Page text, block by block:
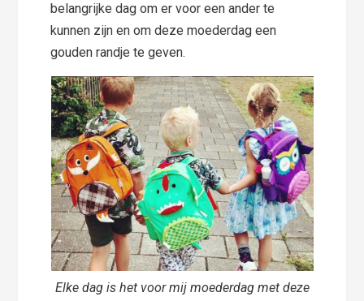
belangrijke dag om er voor een ander te
kunnen zijn en om deze moederdag een
gouden randje te geven.
Elke dag is het voor mij moederdag met deze